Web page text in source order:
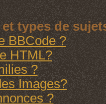
types de
BBCode ?
HTML?
?
Images?
?